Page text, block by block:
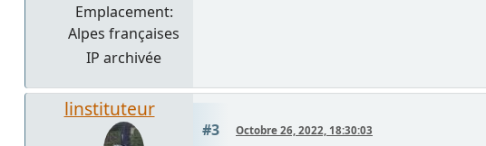
Emplacement:
Alpes françaises
IP archivée
linstituteur
#3 Octobre 26, 2022, 18:30:03